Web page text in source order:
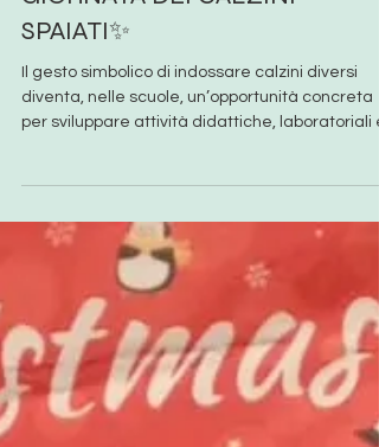
GIORNATA DEI CALZINI
SPAIATI✨️
Il gesto simbolico di indossare calzini diversi
diventa, nelle scuole, un’opportunità concreta
espressive che mettono al centro l’unicità di
nelle differenze. Nata dall’idea di
di sostegno della provincia di Udine, questa
giornata utilizza la metafora dei calzini per
ricordarci che essere diversi non significa
sbagliati. Anche se non uguali per forma o